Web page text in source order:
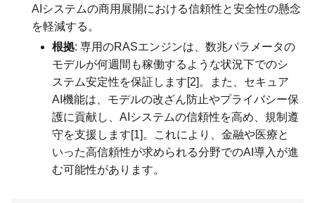
AIシステムの商用展開における信頼性と安全性の懸念
を軽減する。
根拠: 専用のRASエンジンは、数兆パラメータの
モデルが何週間も稼働するような状況下でのシ
ステム安定性を保証します[2]。また、セキュア
AI機能は、モデルの改ざん防止やプライバシー保
護に貢献し、AIシステムの信頼性を高め、規制遵
守を支援します[1]。これにより、金融や医療と
いった高信頼性が求められる分野でのAI導入が進
む可能性があります。